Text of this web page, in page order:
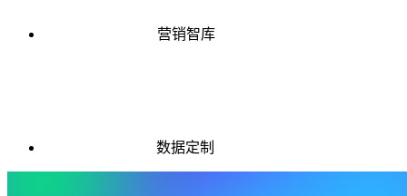
营销智库
数据定制